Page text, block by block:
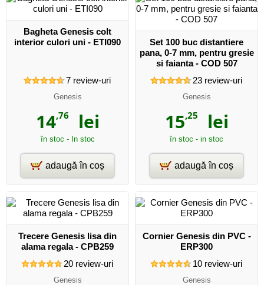
Bagheta Genesis colt
interior culori uni - ETI090
7review-uri
Genesis
14,76 lei
în stoc - In stoc
adaugă în coș
Set 100 buc distantiere
pana, 0-7 mm, pentru gresie
si faianta - COD 507
23review-uri
Genesis
15,25 lei
în stoc - in stoc
adaugă în coș
Trecere Genesis lisa din
alama regala - CPB259
20review-uri
Genesis
Cornier Genesis din PVC -
ERP300
10review-uri
Genesis